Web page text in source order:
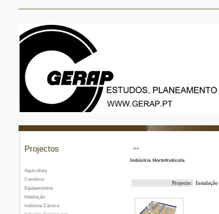
Projectos
Aquicultura
Comércio
Equipamentos
Habitação
Indústria Cárnica
Indústria Hortofrutícola
Projecto: